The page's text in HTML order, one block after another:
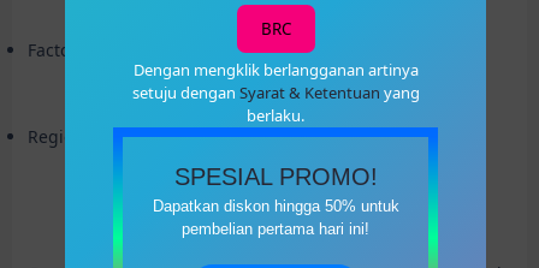
BRC
Dengan mengklik berlangganan artinya
setuju dengan Syarat & Ketentuan yang
berlaku.
SPESIAL PROMO!
Dapatkan diskon hingga 50% untuk
pembelian pertama hari ini!
Factory Manager
Regional Manager / Division Manager